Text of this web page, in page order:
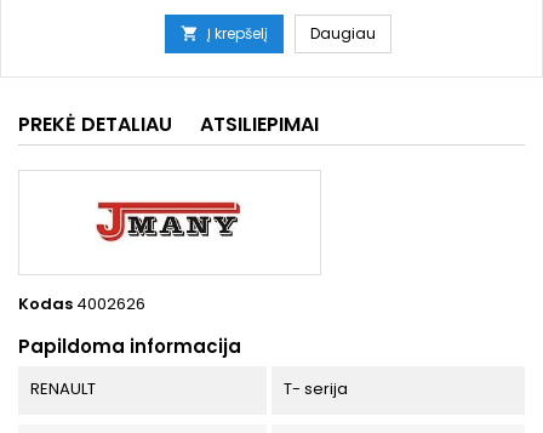
 Į krepšelį Daugiau
PREKĖ DETALIAU ATSILIEPIMAI
Kodas 4002626
Papildoma informacija
RENAULT T- serija